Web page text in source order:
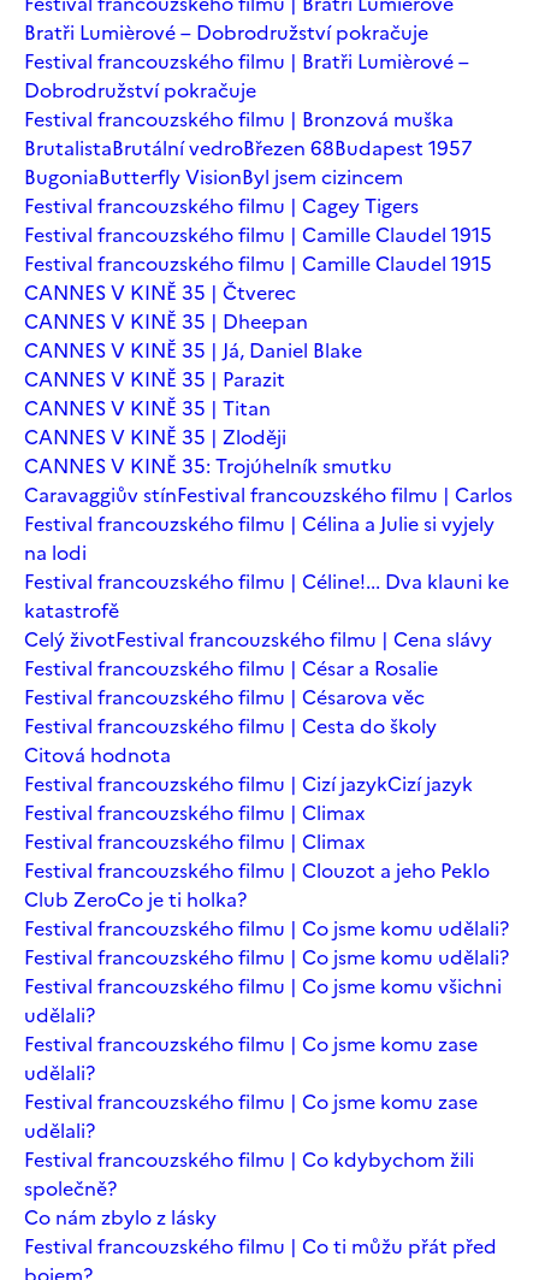
Bratři Lumièrové – Dobrodružství pokračuje
Festival francouzského filmu | Bratři Lumièrové –
Dobrodružství pokračuje
Festival francouzského filmu | Bronzová muška
BrutalistaBrutální vedroBřezen 68Budapest 1957
BugoniaButterfly VisionByl jsem cizincem
Festival francouzského filmu | Cagey Tigers
Festival francouzského filmu | Camille Claudel 1915
Festival francouzského filmu | Camille Claudel 1915
CANNES V KINĚ 35 | Čtverec
CANNES V KINĚ 35 | Dheepan
CANNES V KINĚ 35 | Já, Daniel Blake
CANNES V KINĚ 35 | Parazit
CANNES V KINĚ 35 | Titan
CANNES V KINĚ 35 | Zloději
CANNES V KINĚ 35: Trojúhelník smutku
Caravaggiův stínFestival francouzského filmu | Carlos
Festival francouzského filmu | Célina a Julie si vyjely
na lodi
Festival francouzského filmu | Céline!... Dva klauni ke
katastrofě
Celý životFestival francouzského filmu | Cena slávy
Festival francouzského filmu | César a Rosalie
Festival francouzského filmu | Césarova věc
Festival francouzského filmu | Cesta do školy
Citová hodnota
Festival francouzského filmu | Cizí jazykCizí jazyk
Festival francouzského filmu | Climax
Festival francouzského filmu | Climax
Festival francouzského filmu | Clouzot a jeho Peklo
Club ZeroCo je ti holka?
Festival francouzského filmu | Co jsme komu udělali?
Festival francouzského filmu | Co jsme komu udělali?
Festival francouzského filmu | Co jsme komu všichni
udělali?
Festival francouzského filmu | Co jsme komu zase
udělali?
Festival francouzského filmu | Co jsme komu zase
udělali?
Festival francouzského filmu | Co kdybychom žili
společně?
Co nám zbylo z lásky
Festival francouzského filmu | Co ti můžu přát před